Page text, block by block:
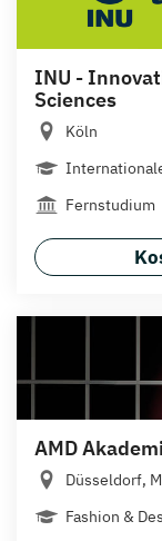
INU -
Sciences
Köln
Fernstudium
AMD
Düsseldorf,
Fashion &